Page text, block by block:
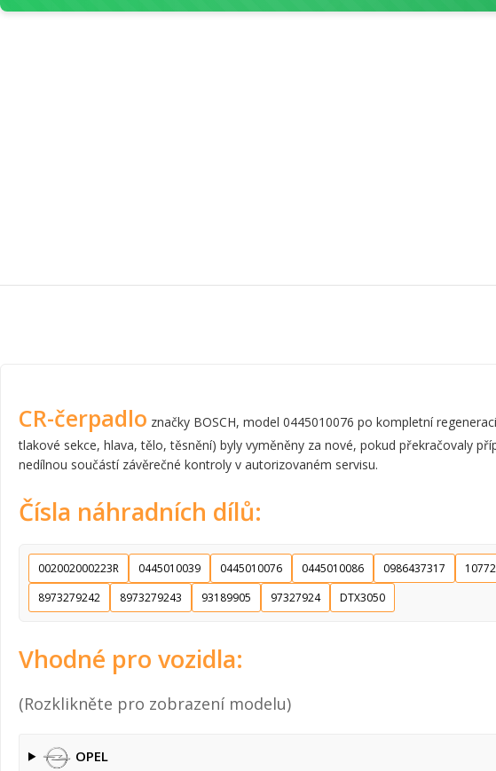
CR-čerpadlo značky BOSCH, model 0445010076 po kompletní
tlakové sekce, hlava, tělo, těsnění) byly vyměněny za nové, pokud překračovaly
nedílnou součástí závěrečné kontroly v autorizovaném servisu.
Čísla náhradních dílů:
002002000223R 0445010039 0445010076 0445010086 0986437317
8973279242
8973279243 93189905 97327924 DTX3050
Vhodné pro vozidla:
(Rozklikněte pro zobrazení modelu)
OPEL